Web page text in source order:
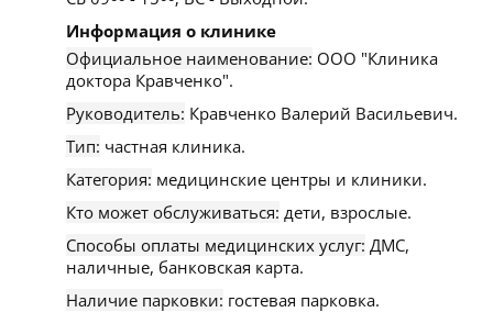
Информация о клинике
Официальное наименование: ООО "Клиника
доктора Кравченко".
Руководитель: Кравченко Валерий Васильевич.
Тип: частная клиника.
Категория: медицинские центры и клиники.
Кто может обслуживаться: дети, взрослые.
Способы оплаты медицинских услуг: ДМС,
наличные, банковская карта.
Наличие парковки: гостевая парковка.